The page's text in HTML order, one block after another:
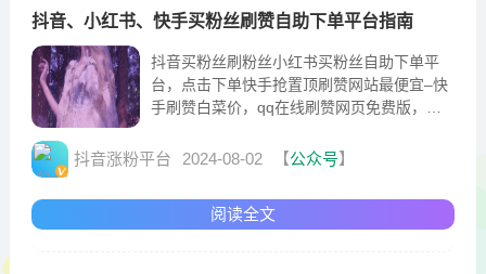
抖音、小红书、快手买粉丝刷赞自助下单平台指南
抖音买粉丝刷粉丝小红书买粉丝自助下单平
台，点击下单快手抢置顶刷赞网站最便宜–快
手刷赞白菜价，qq在线刷赞网页免费版，爱
抖音涨粉平台 2024-08-02 【公众号】
阅读全文